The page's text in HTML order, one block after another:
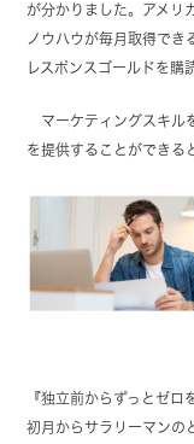
が分かりました。アメリ
ノウハウが毎月取得でき
レスポンスゴールドを購
マーケティングスキル
を提供することができる
『独立前からずっとゼロ
初月からサラリーマンの